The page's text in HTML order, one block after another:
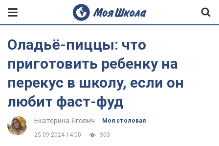
Оладьё-пиццы: что
приготовить ребенку на
перекус в школу, если он
любит фаст-фуд
Екатерина Ягович Моя столовая
25.09.2024 14:00 303